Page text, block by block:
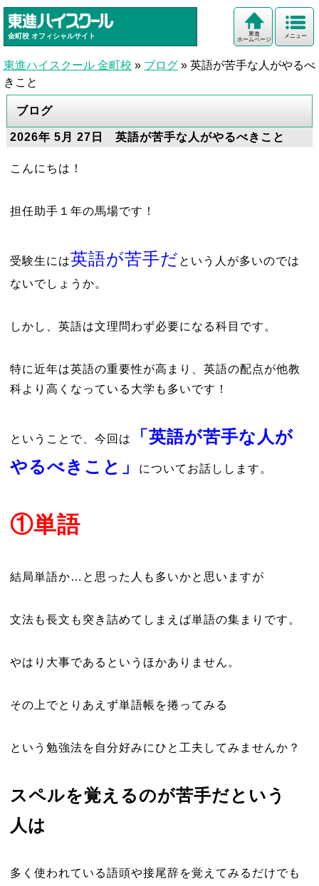
金町校 オフィシャルサイト メニュー
東進
ホームページ
東進ハイスクール 金町校 » ブログ » 英語が苦手な人がやるべ
きこと
ブログ
2026年 5月 27日 英語が苦手な人がやるべきこと
こんにちは！
担任助手１年の馬場です！
受験生には英語が苦手だ という人が多いのでは
ないでしょうか。
しかし、英語は文理問わず必要になる科目です。
特に近年は英語の重要性が高まり、英語の配点が他教
科より高くなっている大学も多いです！
ということで、今回は
「英語が苦手な人が
やるべきこと」
についてお話しします。
①単語
結局単語か…と思った人も多いかと思いますが
文法も長文も突き詰めてしまえば単語の集まりです。
やはり大事であるというほかありません。
その上でとりあえず単語帳を捲ってみる
という勉強法を自分好みにひと工夫してみませんか？
スペルを覚えるのが苦手だという
人は
多く使われている語頭や接尾辞を覚えてみるだけでも